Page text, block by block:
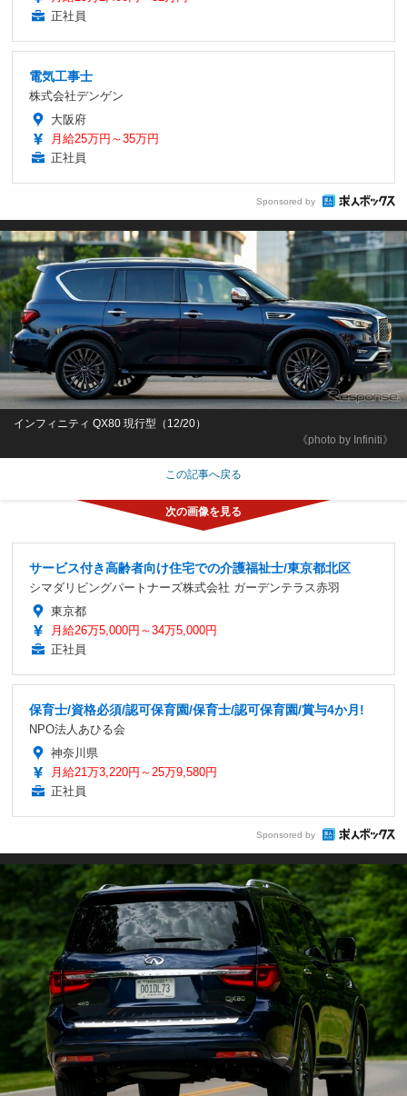
正社員
電気工事士
株式会社デンゲン
大阪府
月給25万円～35万円
正社員
Sponsored by
《photo by Infiniti》
インフィニティ QX80 現行型（12/20）
この記事へ戻る
サービス付き高齢者向け住宅での介護福祉士/東京都北区
シマダリビングパートナーズ株式会社 ガーデンテラス赤羽
東京都
月給26万5,000円～34万5,000円
正社員
保育士/資格必須/認可保育園/保育士/認可保育園/賞与4か月!
NPO法人あひる会
神奈川県
月給21万3,220円～25万9,580円
正社員
Sponsored by